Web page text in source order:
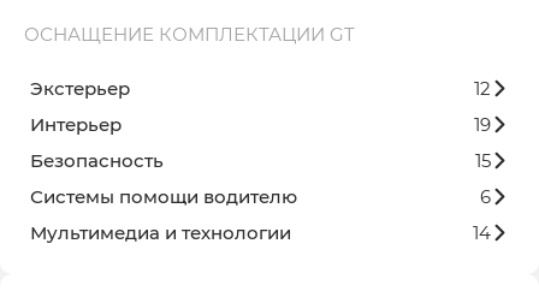
ОСНАЩЕНИЕ КОМПЛЕКТАЦИИ GT
Экстерьер
12
Интерьер
19
Безопасность
15
Системы помощи водителю
6
Мультимедиа и технологии
14